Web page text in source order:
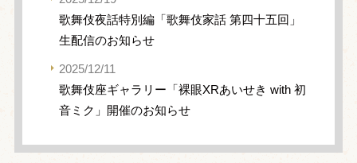
歌舞伎夜話特別編「歌舞伎家話 第四十五回」
生配信のお知らせ
2025/12/11
歌舞伎座ギャラリー「裸眼XRあいせき with 初
音ミク」開催のお知らせ